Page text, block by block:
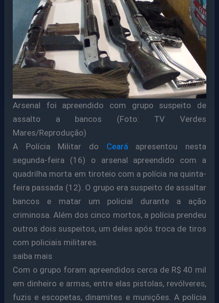
Arsenal foi apreendido com grupo suspeito de
assalto a bancos (Foto: TV Verdes
Mares/Reprodução)
A Polícia Militar do Cearáapresentou nesta
segunda-feira (16) o arsenal apreendido com a
quadrilha morta em tiroteio com a polícia na quinta-
feira passada (12). O grupo era suspeito de assaltar
bancos e matar um policial durante a ação
criminosa. Além dos cinco mortos, a polícia prendeu
outros dois suspeitos, um deles após troca de tiros
com policiais militares.
saiba mais
Com o grupo foram apreendidos cerca de R$ 40 mil
em dinheiro e armas, entre elas pistolas, revólveres,
fuzis e escopetas, dinamites e munições. A polícia